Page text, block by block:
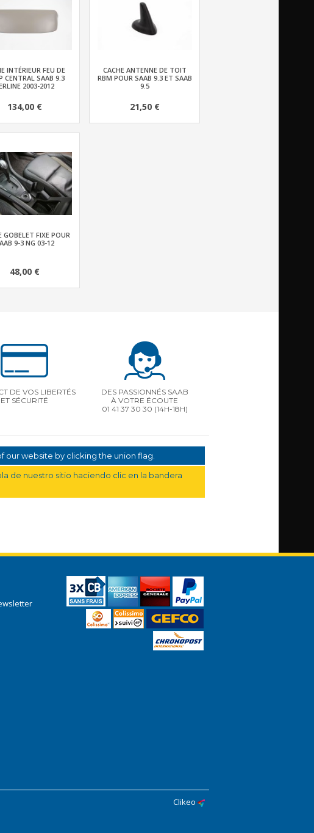
INTÉRIEUR FEU DE
CENTRAL SAAB 9.3
2003-2012
134,00 €
CACHE ANTENNE DE TOIT
RBM POUR SAAB 9.3 ET SAAB
9.5
21,50 €
GOBELET FIXE POUR
9-3 NG 03-12
48,00 €
DE VOS LIBERTÉS
ET SÉCURITÉ
DES PASSIONNÉS SAAB
À VOTRE ÉCOUTE
01 41 37 30 30 (14H-18H)
our website by clicking the union flag.
de nuestro sitio haciendo clic en la bandera
Clikeo